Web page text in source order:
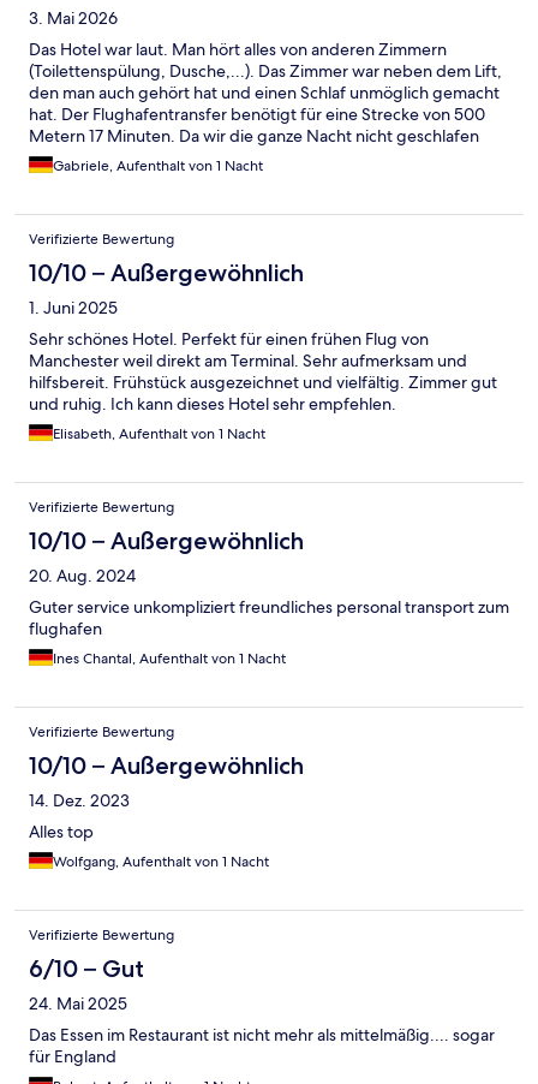
3. Mai 2026
Das Hotel war laut. Man hört alles von anderen Zimmern
(Toilettenspülung, Dusche,...). Das Zimmer war neben dem Lift,
den man auch gehört hat und einen Schlaf unmöglich gemacht
hat. Der Flughafentransfer benötigt für eine Strecke von 500
Metern 17 Minuten. Da wir die ganze Nacht nicht geschlafen
haben und aufgrund der minderen Qualität des Hotels, wäre
eine Rückerstattung des Preises mehr als angemessen.
Gabriele, Aufenthalt von 1 Nacht
Verifizierte Bewertung
10/10 – Außergewöhnlich
1. Juni 2025
Sehr schönes Hotel. Perfekt für einen frühen Flug von
Manchester weil direkt am Terminal. Sehr aufmerksam und
hilfsbereit. Frühstück ausgezeichnet und vielfältig. Zimmer gut
und ruhig. Ich kann dieses Hotel sehr empfehlen.
Elisabeth, Aufenthalt von 1 Nacht
Verifizierte Bewertung
10/10 – Außergewöhnlich
20. Aug. 2024
Guter service unkompliziert freundliches personal transport zum
flughafen
Ines Chantal, Aufenthalt von 1 Nacht
Verifizierte Bewertung
10/10 – Außergewöhnlich
14. Dez. 2023
Alles top
Wolfgang, Aufenthalt von 1 Nacht
Verifizierte Bewertung
6/10 – Gut
24. Mai 2025
Das Essen im Restaurant ist nicht mehr als mittelmäßig.... sogar
für England